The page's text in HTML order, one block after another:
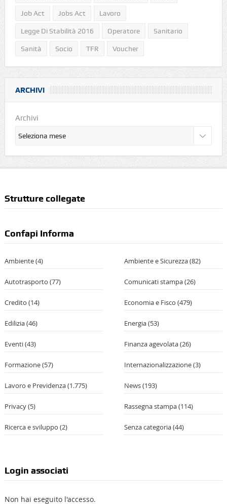
Job Act Jobs Act Lavoro
Legge Di Stabilità 2016 Operatore Sanitario
Sanità Socio TFR Voucher
ARCHIVI
Archivi
Strutture collegate
Confapi Informa
Ambiente(4) Ambiente e Sicurezza(82)
Autotrasporto (77) Comunicati stampa(26)
Credito (14) Economia e Fisco (479)
Edilizia(46) Energia(53)
Eventi(43) Finanza agevolata(26)
Formazione(57) Internazionalizzazione(3)
Lavoro e Previdenza(1.775) News(193)
Privacy(5) Rassegna stampa(114)
Ricerca e sviluppo (2) Senza categoria(44)
Login associati
Non hai eseguito l'accesso.